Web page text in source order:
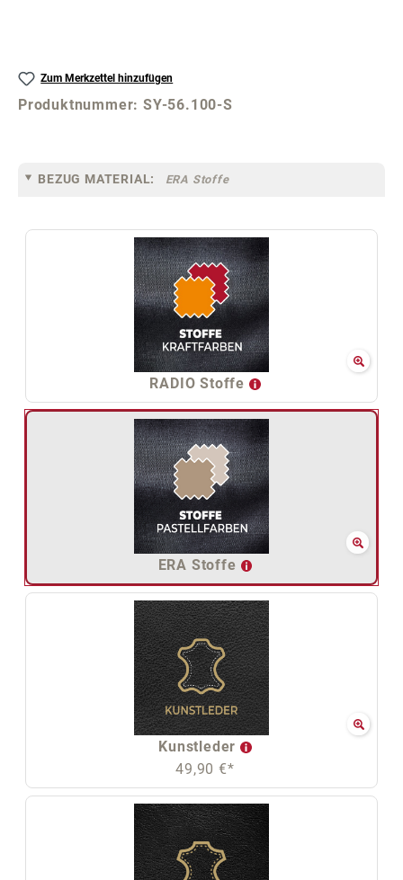
Zum Merkzettel hinzufügen
Produktnummer:SY-56.100-S
BEZUG MATERIAL: ERA Stoffe
RADIO Stoffe
ERA Stoffe
Kunstleder
49,90 €*